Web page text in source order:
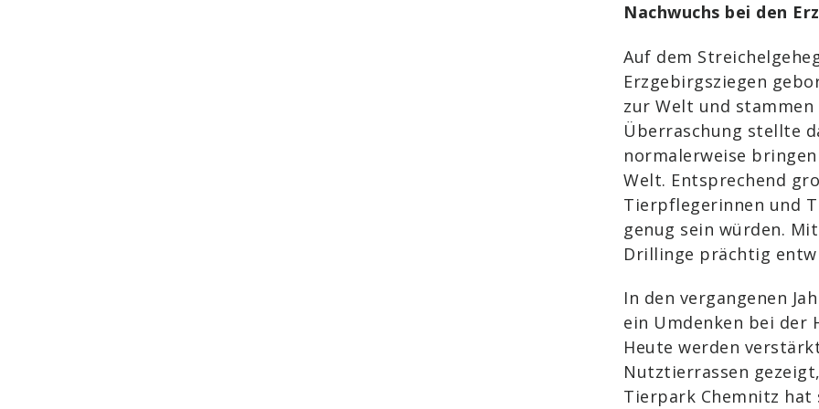
Nachwuchs bei den
Auf dem
Erzgebirgsziegen
zur Welt und
Überraschung stellte
normalerweise
Welt. Entsprechend
Tierpflegerinnen und
genug sein würden.
Drillinge prächtig
In den vergangenen
ein Umdenken bei
Heute werden
Nutztierrassen
Tierpark Chemnitz hat